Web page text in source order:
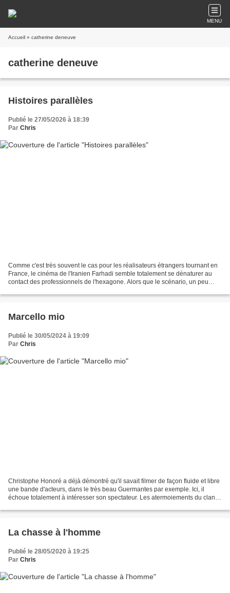
MENU
Accueil » catherine deneuve
catherine deneuve
Histoires parallèles
Publié le 27/05/2026 à 18:39
Par Chris
Comme c'est très souvent le cas pour les réalisateurs étrangers tournant en
France, le cinéma de l'Iranien Farhadi semble totalement se dénaturer au
contact des professionnels de l'hexagone. Alors que le scénario, un peu
Marcello mio
Publié le 30/05/2024 à 19:09
Par Chris
Christophe Honoré a déjà démontré qu'il savait filmer de façon fluide et libre
une bande d'acteurs, dans le très beau Guermantes par exemple. Ici, il
échoue totalement à intéresser son spectateur. Les atermoiements du clan
La chasse à l'homme
Publié le 28/05/2020 à 19:25
Par Chris